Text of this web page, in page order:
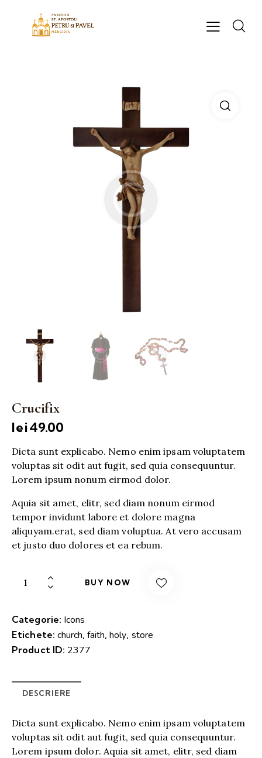
Crucifix
lei49.00
Dicta sunt explicabo. Nemo enim ipsam voluptatem
voluptas sit odit aut fugit, sed quia consequuntur.
Lorem ipsum nonum eirmod dolor.
Aquia sit amet, elitr, sed diam nonum eirmod
tempor invidunt labore et dolore magna
aliquyam.erat, sed diam voluptua. At vero accusam
et justo duo dolores et ea rebum.
BUY NOW
Categorie: Icons
Etichete: church ,faith ,holy store
Product ID: 2377
DESCRIERE
Dicta sunt explicabo. Nemo enim ipsam voluptatem
voluptas sit odit aut fugit, sed quia consequuntur.
Lorem ipsum dolor. Aquia sit amet, elitr, sed diam